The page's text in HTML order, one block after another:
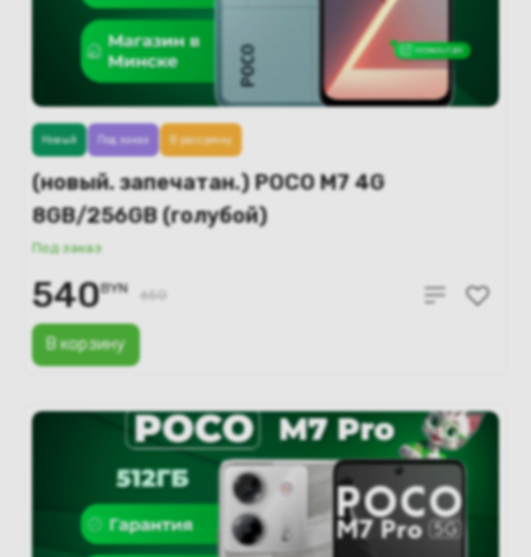
(новый. запечатан.) POCO M7 4G
8GB/256GB (голубой)
Под заказ
В корзину
Новый Под заказ В рассрочку
540BYN 650